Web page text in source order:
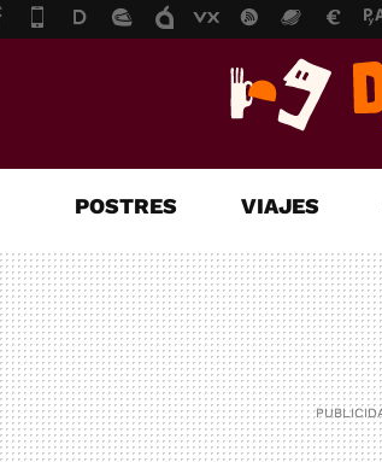
POSTRES VIAJES